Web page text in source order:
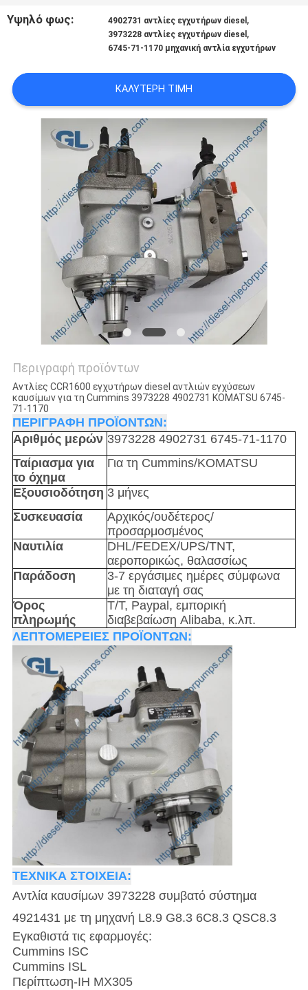
ΖΗΤΉΣΤΕ
SITEMAP
ΠΟΛΙΤΙΚΉ
ΑΠΟΡΡΉΤΟΥ
Υψηλό φως: 4902731 αντλίες εγχυτήρων diesel ,
3973228 αντλίες εγχυτήρων diesel ,
6745-71-1170 μηχανική αντλία εγχυτήρων
ΚΑΛΎΤΕΡΗ ΤΙΜΉ
Περιγραφή προϊόντων
Αντλίες CCR1600 εγχυτήρων diesel αντλιών εγχύσεων
καυσίμων για τη Cummins 3973228 4902731 KOMATSU 6745-
71-1170
ΠΕΡΙΓΡΑΦΗ ΠΡΟΪΟΝΤΩΝ:
Αριθμός μερών 3973228 4902731 6745-71-1170
Ταίριασμα για
το όχημα
Για τη Cummins/KOMATSU
Εξουσιοδότηση 3 μήνες
Συσκευασία
Αρχικός/ουδέτερος/
προσαρμοσμένος
Ναυτιλία
DHL/FEDEX/UPS/TNT,
αεροπορικώς, θαλασσίως
Παράδοση
3-7 εργάσιμες ημέρες σύμφωνα
με τη διαταγή σας
Όρος
πληρωμής
T/T, Paypal, εμπορική
διαβεβαίωση Alibaba, κ.λπ.
ΛΕΠΤΟΜΕΡΕΙΕΣ ΠΡΟΪΟΝΤΩΝ:
ΤΕΧΝΙΚΑ ΣΤΟΙΧΕΙΑ:
Αντλία καυσίμων 3973228 συμβατό σύστημα
4921431 με τη μηχανή L8.9 G8.3 6C8.3 QSC8.3
Εγκαθιστά τις εφαρμογές:
Cummins ISC
Cummins ISL
Περίπτωση-IH MX305